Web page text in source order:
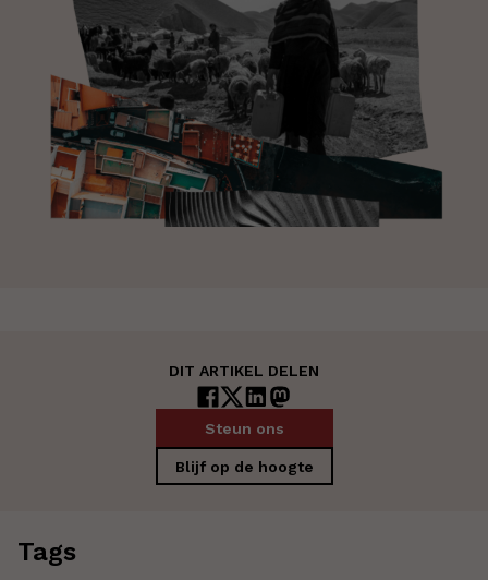
DIT ARTIKEL DELEN
Steun ons
Blijf op de hoogte
Tags